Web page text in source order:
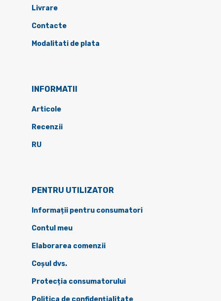
Livrare
Contacte
Modalitati de plata
INFORMATII
Articole
Recenzii
RU
PENTRU UTILIZATOR
Informații pentru consumatori
Contul meu
Elaborarea comenzii
Coșul dvs.
Protecția consumatorului
Politica de confidențialitate